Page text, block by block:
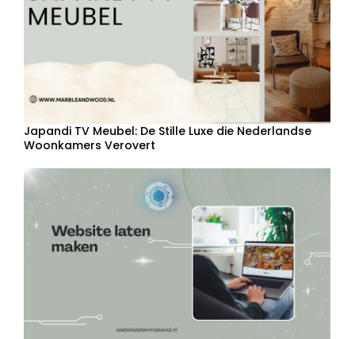
Japandi TV Meubel: De Stille Luxe die Nederlandse
Woonkamers Verovert